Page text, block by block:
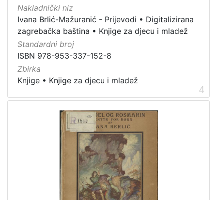
Nakladnički niz
Ivana Brlić-Mažuranić - Prijevodi • Digitalizirana
zagrebačka baština • Knjige za djecu i mladež
Standardni broj
ISBN 978-953-337-152-8
Zbirka
Knjige • Knjige za djecu i mladež
4